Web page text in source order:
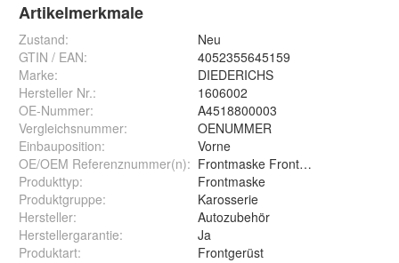
Artikelmerkmale
Zustand:
Neu
GTIN / EAN:
4052355645159
Marke:
DIEDERICHS
Hersteller Nr.:
1606002
OE-Nummer:
A4518800003
Vergleichsnummer:
OENUMMER
Einbauposition:
Vorne
OE/OEM Referenznummer(n): Frontmaske Frontgerüst
Produkttyp:
Frontmaske
Produktgruppe:
Karosserie
Hersteller:
Autozubehör
Herstellergarantie:
Ja
Produktart: Frontgerüst